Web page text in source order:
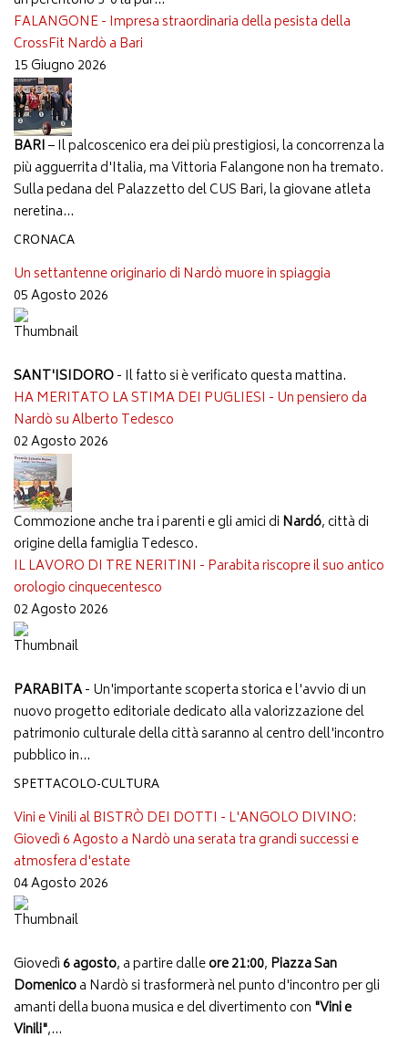
FALANGONE - Impresa straordinaria della pesista della
CrossFit Nardò a Bari
15 Giugno 2026
BARI– Il palcoscenico era dei più prestigiosi, la concorrenza la
più agguerrita d'Italia, ma Vittoria Falangone non ha tremato.
Sulla pedana del Palazzetto del CUS Bari, la giovane atleta
neretina...
CRONACA
Un settantenne originario di Nardò muore in spiaggia
05 Agosto 2026
SANT'ISIDORO- Il fatto si è verificato questa mattina.
HA MERITATO LA STIMA DEI PUGLIESI - Un pensiero da
Nardò su Alberto Tedesco
02 Agosto 2026
Commozione anche tra i parenti e gli amici di Nardó, città di
origine della famiglia Tedesco.
IL LAVORO DI TRE NERITINI - Parabita riscopre il suo antico
orologio cinquecentesco
02 Agosto 2026
PARABITA- Un'importante scoperta storica e l'avvio di un
nuovo progetto editoriale dedicato alla valorizzazione del
patrimonio culturale della città saranno al centro dell'incontro
pubblico in...
SPETTACOLO-CULTURA
Vini e Vinili al BISTRÒ DEI DOTTI - L'ANGOLO DIVINO:
Giovedì 6 Agosto a Nardò una serata tra grandi successi e
atmosfera d'estate
04 Agosto 2026
Giovedì 6 agosto, a partire dalleore 21:00, Piazza San
Domenicoa Nardò si trasformerà nel punto d'incontro per gli
amanti della buona musica e del divertimento con "Vini e
Vinili",...